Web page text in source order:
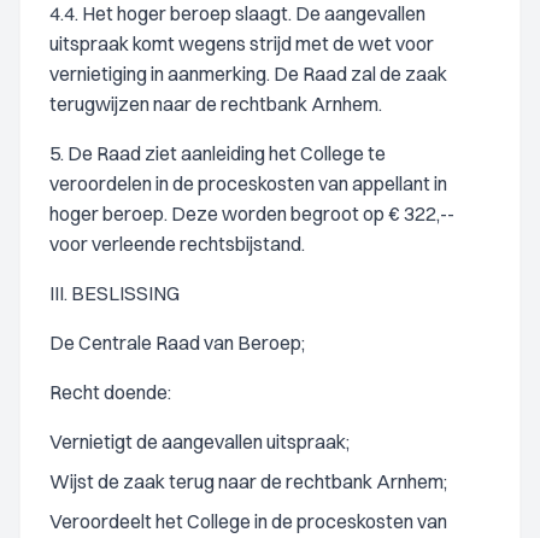
4.4. Het hoger beroep slaagt. De aangevallen
uitspraak komt wegens strijd met de wet voor
vernietiging in aanmerking. De Raad zal de zaak
terugwijzen naar de rechtbank Arnhem.
5. De Raad ziet aanleiding het College te
veroordelen in de proceskosten van appellant in
hoger beroep. Deze worden begroot op € 322,--
voor verleende rechtsbijstand.
III. BESLISSING
De Centrale Raad van Beroep;
Recht doende:
Vernietigt de aangevallen uitspraak;
Wijst de zaak terug naar de rechtbank Arnhem;
Veroordeelt het College in de proceskosten van